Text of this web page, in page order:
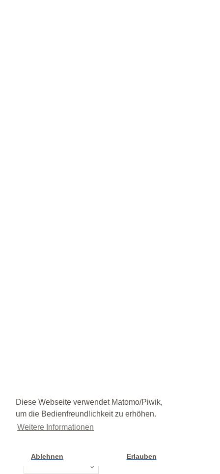
Diese Webseite verwendet Matomo/Piwik,
um die Bedienfreundlichkeit zu erhöhen.
Weitere Informationen
Ablehnen Erlauben